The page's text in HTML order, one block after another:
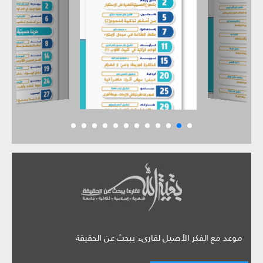
موعد مع الفكر الأصيل لقارىء يبحث عن الحقيقة